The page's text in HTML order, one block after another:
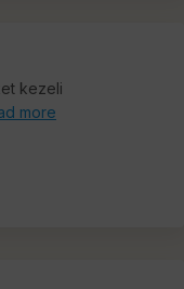
kezeli
more